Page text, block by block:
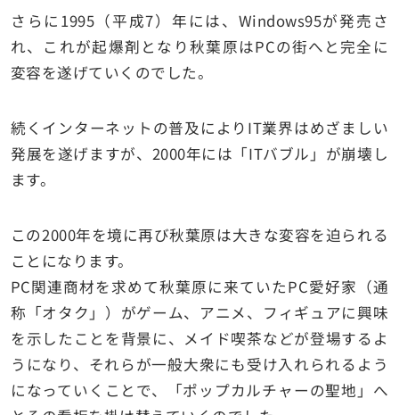
さらに1995（平成7）年には、Windows95が発売さ
れ、これが起爆剤となり秋葉原はPCの街へと完全に
変容を遂げていくのでした。
続くインターネットの普及によりIT業界はめざましい
発展を遂げますが、2000年には「ITバブル」が崩壊し
ます。
この2000年を境に再び秋葉原は大きな変容を迫られる
ことになります。
PC関連商材を求めて秋葉原に来ていたPC愛好家（通
称「オタク」）がゲーム、アニメ、フィギュアに興味
を示したことを背景に、メイド喫茶などが登場するよ
うになり、それらが一般大衆にも受け入れられるよう
になっていくことで、「ポップカルチャーの聖地」へ